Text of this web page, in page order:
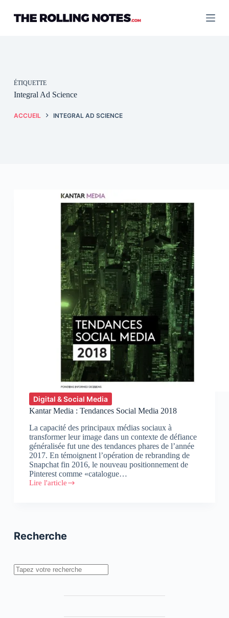
contenu
ÉTIQUETTE
Integral Ad Science
ACCUEIL INTEGRAL AD SCIENCE
Digital & Social Media
Kantar Media : Tendances Social Media 2018
La capacité des principaux médias sociaux à
transformer leur image dans un contexte de défiance
généralisée fut une des tendances phares de l’année
2017. En témoignent l’opération de rebranding de
Snapchat fin 2016, le nouveau positionnement de
Pinterest comme «catalogue…
Lire l'article
Kantar
2018
Recherche
Rechercher